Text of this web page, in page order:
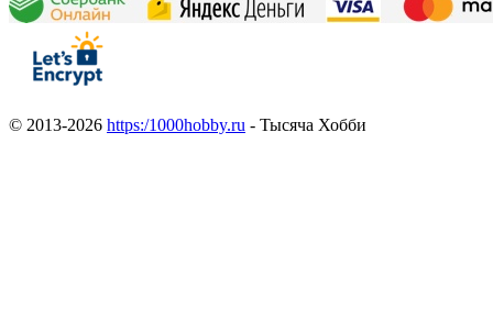
© 2013-2026 https:/1000hobby.ru - Тысяча Хобби